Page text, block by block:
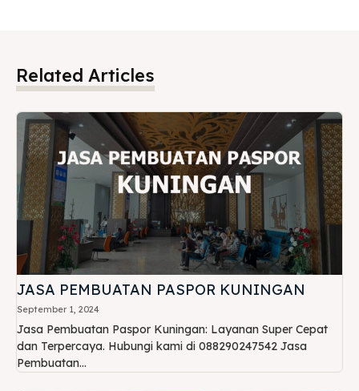
Related Articles
JASA PEMBUATAN PASPOR KUNINGAN
September 1, 2024
Jasa Pembuatan Paspor Kuningan: Layanan Super Cepat
dan Terpercaya. Hubungi kami di 088290247542 Jasa
Pembuatan...